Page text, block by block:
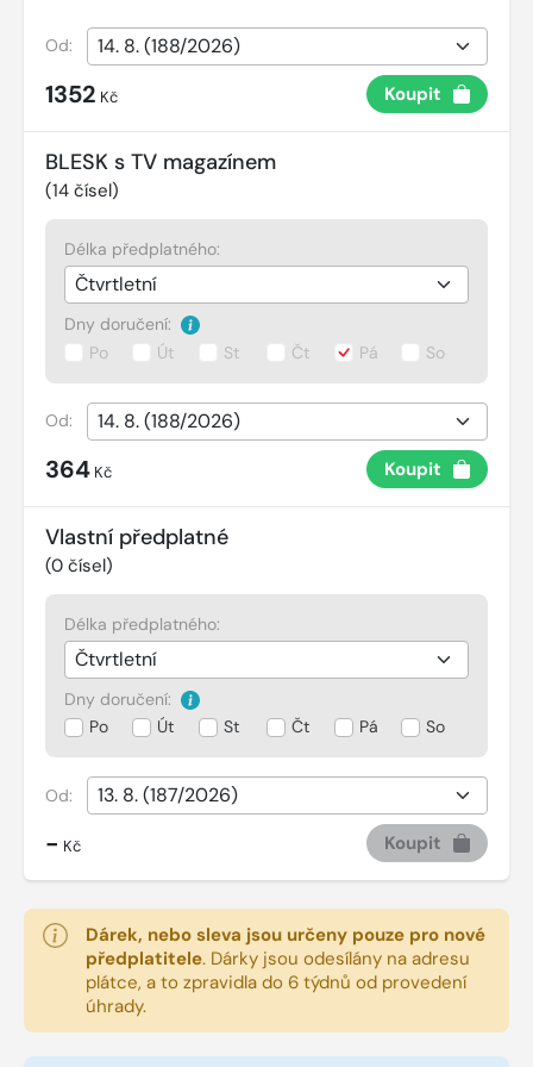
Od:
1352 Kč Koupit
BLESK s TV magazínem
(14 čísel)
Délka předplatného:
Dny doručení:
Po
Út St Čt Pá So
Od:
364 Kč Koupit
Vlastní předplatné
(0 čísel)
Délka předplatného:
Dny doručení:
Po
Út St Čt Pá So
Od:
- Kč Koupit
Dárek, nebo sleva jsou určeny pouze pro nové
předplatitele. Dárky jsou odesílány na adresu
plátce, a to zpravidla do 6 týdnů od provedení
úhrady.